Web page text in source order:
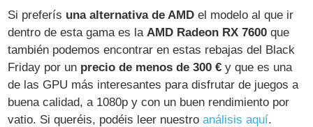
Si preferís una alternativa de AMD el modelo al que ir
dentro de esta gama es la AMD Radeon RX 7600 que
también podemos encontrar en estas rebajas del Black
Friday por un precio de menos de 300 € y que es una
de las GPU más interesantes para disfrutar de juegos a
buena calidad, a 1080p y con un buen rendimiento por
vatio. Si queréis, podéis leer nuestroanálisis aquí.